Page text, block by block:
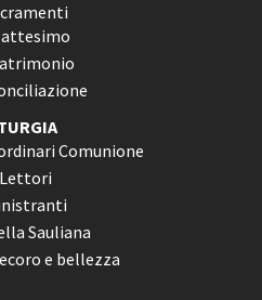
Comunione
Lettori
Sauliana
e bellezza